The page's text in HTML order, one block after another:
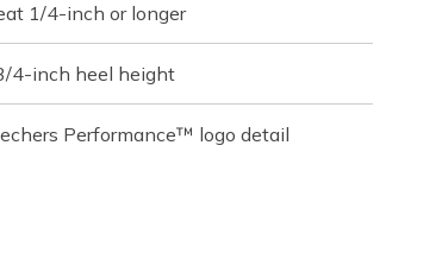
1/4-inch or longer
4-inch heel height
Performance™ logo detail